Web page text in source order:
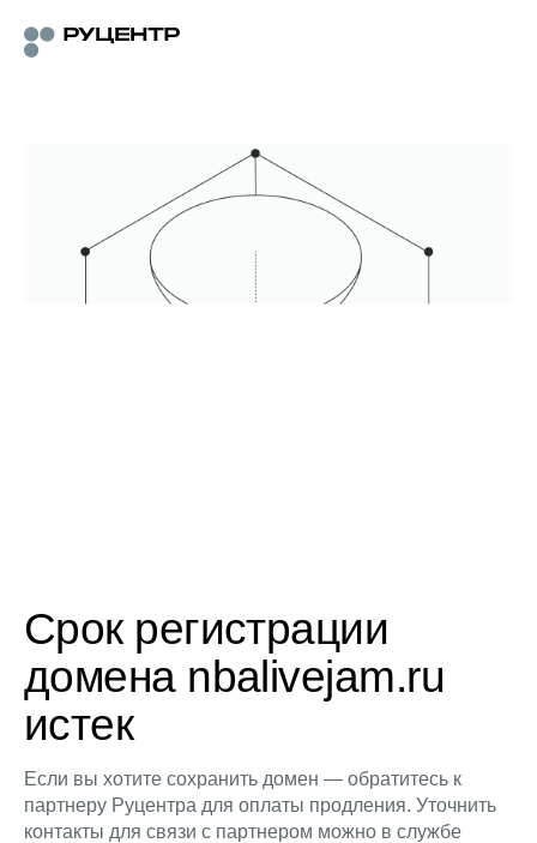
Срок регистрации
домена nbalivejam.ru
истек
Если вы хотите сохранить домен — обратитесь к
партнеру Руцентра для оплаты продления. Уточнить
контакты для связи с партнером можно в службе